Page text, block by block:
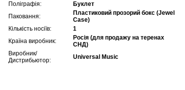
Поліграфія:
Буклет
Паковання:
Пластиковий прозорий бокс (Jewel
Case)
Кількість носіїв:
1
Країна виробник:
Росія (для продажу на теренах
СНД)
Виробник/
Дистрибьютор:
Universal Music